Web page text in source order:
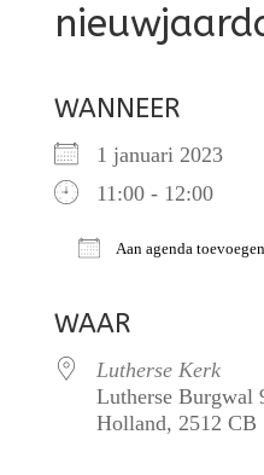
WANNEER
1 januari 2023
11:00 - 12:00
Aan agenda toevoegen
WAAR
Lutherse Kerk
Lutherse Burgwal
Holland, 2512 CB